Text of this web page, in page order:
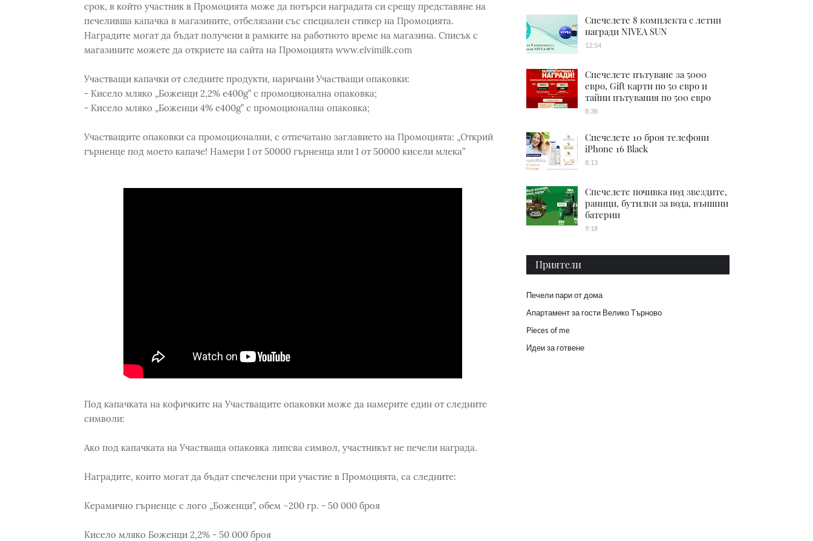
срок, в който участник в Промоцията може да потърси наградата си срещу представяне на
печеливша капачка в магазините, отбелязани със специален стикер на Промоцията.
Наградите могат да бъдат получени в рамките на работното време на магазина. Списък с
магазините можете да откриете на сайта на Промоцията www.elvimilk.com
Участващи капачки от следните продукти, наричани Участващи опаковки:
- Кисело мляко „Боженци 2,2% е400g” с промоционална опаковка;
- Кисело мляко „Боженци 4% е400g” с промоционална опаковка;
Участващите опаковки са промоционални, с отпечатано заглавието на Промоцията: „Открий
гърненце под моето капаче! Намери 1 от 50000 гърненца или 1 от 50000 кисели млека”
Под капачката на кофичките на Участващите опаковки може да намерите един от следните
символи:
Ако под капачката на Участваща опаковка липсва символ, участникът не печели награда.
Наградите, които могат да бъдат спечелени при участие в Промоцията, са следните:
Керамично гърненце с лого „Боженци”, обем ~200 гр. - 50 000 броя
Кисело мляко Боженци 2,2% - 50 000 броя
Спечелете 8 комплекта с летни
награди NIVEA SUN
12:54
Спечелете пътуване за 5000
евро, Gift карти по 50 евро и
тайни пътувания по 500 евро
8:38
Спечелете 10 броя телефони
iPhone 16 Black
8:13
Спечелете почивка под звездите,
раници, бутилки за вода, външни
батерии
9:18
Приятели
Печели пари от дома
Апартамент за гости Велико Търново
Pieces of me
Идеи за готвене